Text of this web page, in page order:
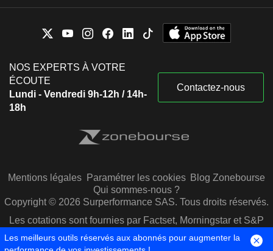
NOS EXPERTS À VOTRE
ÉCOUTE
Lundi - Vendredi 9h-12h / 14h-
18h
Contactez-nous
Mentions légales Paramétrer les cookies Blog Zonebourse
Qui sommes-nous ?
Copyright © 2026 Surperformance SAS. Tous droits réservés.
Les cotations sont fournies par Factset, Morningstar et S&P
Capital IQ
Les meilleurs outils réservés aux abonnés pour augmenter la